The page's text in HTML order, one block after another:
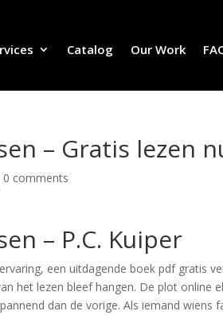
Catalog Our Work
– Gratis lezen
0 comments
– P.C. Kuiper
een uitdagende boek pdf gratis
het lezen bleef hangen. De plot online
dan de vorige. Als iemand wiens